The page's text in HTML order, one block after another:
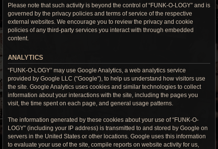
Please note that such activity is beyond the control of “FUNK-O-LOGY” and is
governed by the privacy policies and terms of service of the respective
external websites. We encourage you to review the privacy and cookie
policies of any third-party services you interact with through embedded
content.
ANALYTICS
“FUNK-O-LOGY” may use Google Analytics, a web analytics service
provided by Google LLC (“Google”), to help us understand how visitors use
the site. Google Analytics uses cookies and similar technologies to collect
information about your interactions with the site, including the pages you
visit, the time spent on each page, and general usage patterns.
The information generated by these cookies about your use of “FUNK-O-
LOGY” (including your IP address) is transmitted to and stored by Google on
servers in the United States or other locations. Google uses this information
to evaluate your use of the site, compile reports on website activity for us,